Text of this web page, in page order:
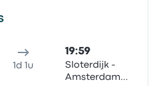
1d 1u
19:59
Sloterdijk -
Amsterdam